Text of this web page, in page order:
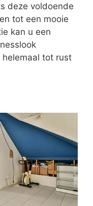
deze voldoende
tot een mooie
kan u een
helemaal tot rust